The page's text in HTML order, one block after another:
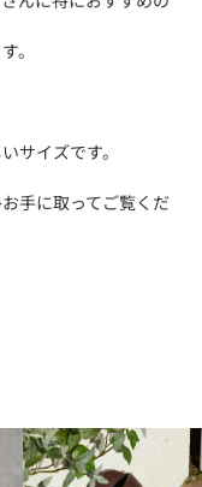
。
サイズです。
手に取ってご覧くだ